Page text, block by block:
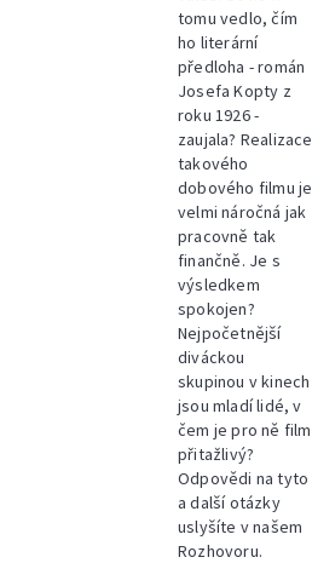
tomu vedlo, čím
ho literární
předloha - román
Josefa Kopty z
roku 1926 -
zaujala? Realizace
takového
dobového filmu je
velmi náročná jak
pracovně tak
finančně. Je s
výsledkem
spokojen?
Nejpočetnější
diváckou
skupinou v kinech
jsou mladí lidé, v
čem je pro ně film
přitažlivý?
Odpovědi na tyto
a další otázky
uslyšíte v našem
Rozhovoru.